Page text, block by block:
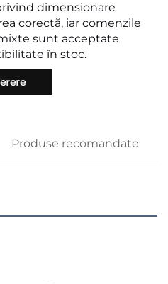
dimensionare
corectă, iar comenzile
sunt acceptate
în stoc.
Produse recomandate